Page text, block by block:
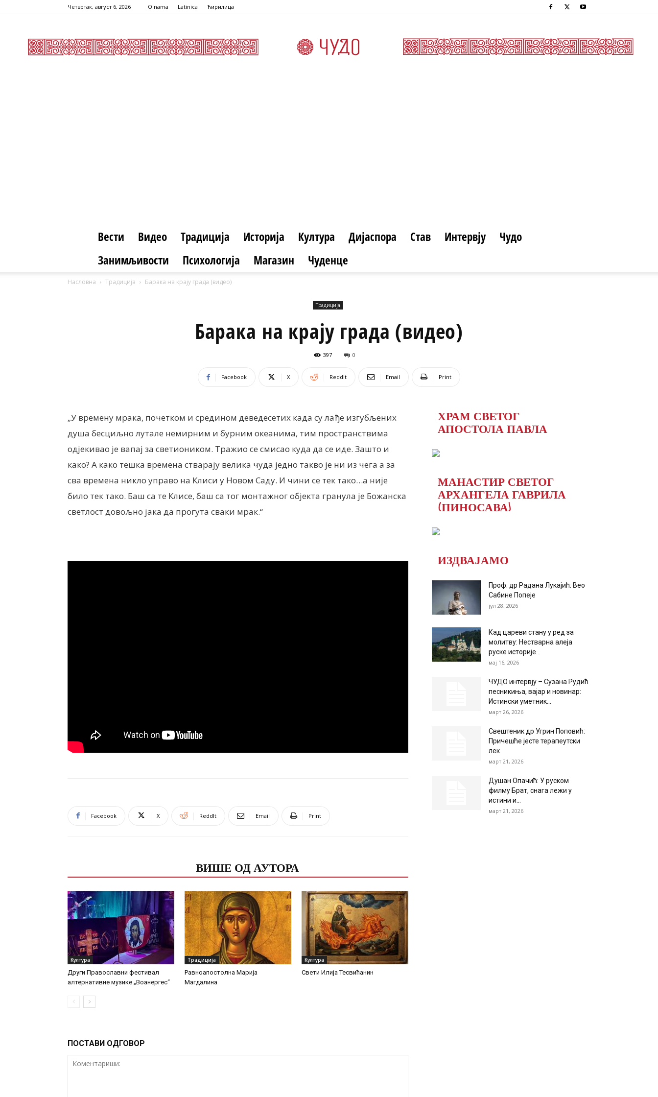
Четвртак, август 6, 2026 O nama Latinica Ћирилица
Вести Видео Традиција Историја Култура Дијаспора Став Интервју
Чудо
Занимљивости
Психологија Магазин Чуденце
Насловна Традиција Барака на крају града (видео)
Традиција
Барака на крају града (видео)
397 0
Facebook X ReddIt Email Print
„У времену мрака, почетком и средином деведесетих када су лађе изгубљених
душа бесциљно лутале немирним и бурним океанима, тим пространствима
одјекивао је вапај за светиоником. Тражио се смисао куда да се иде. Зашто и
како? А како тешка времена стварају велика чуда једно такво је ни из чега а за
сва времена никло управо на Клиси у Новом Саду. И чини се тек тако…а није
било тек тако. Баш са те Клисе, баш са тог монтажног објекта гранула је Божанска
светлост довољно јака да прогута сваки мрак.“
Facebook X ReddIt Email Print
ВИШЕ ОД АУТОРА
Култура
Други Православни фестивал
алтернативне музике „Воанергес“
Традиција
Равноапостолна Марија
Магдалина
Култура
Свети Илија Тесвићанин
ПОСТАВИ ОДГОВОР
ХРАМ СВЕТОГ
АПОСТОЛА ПАВЛА
МАНАСТИР СВЕТОГ
АРХАНГЕЛА ГАВРИЛА
(ПИНОСАВА)
ИЗДВАЈАМО
Проф. др Радана Лукајић: Вео
Сабине Попеје
јул 28, 2026
Кад цареви стану у ред за
молитву: Нестварна алеја
руске историје...
мај 16, 2026
ЧУДО интервју – Сузана Рудић
песникиња, вајар и новинар:
Истински уметник...
март 26, 2026
Свештеник др Угрин Поповић:
Причешће јесте терапеутски
лек
март 21, 2026
Душан Опачић: У руском
филму Брат, снага лежи у
истини и...
март 21, 2026